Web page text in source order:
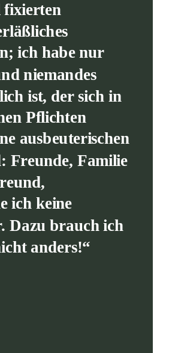
fixierten
ich habe nur
niemandes
ist, der sich in
Pflichten
ausbeuterischen
Freunde, Familie
ich keine
Dazu brauch ich
anders!“